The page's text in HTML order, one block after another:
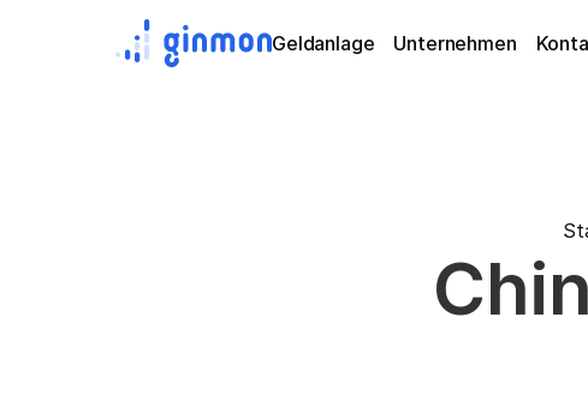
Geldanlage Unternehmen